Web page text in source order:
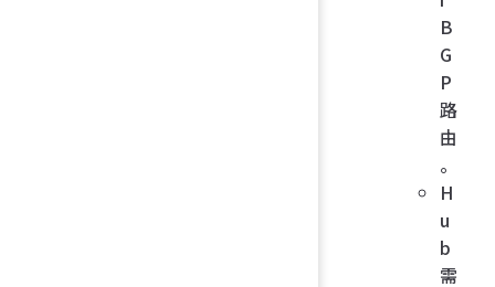
B
G
P
路
由
。
H
u
b
需